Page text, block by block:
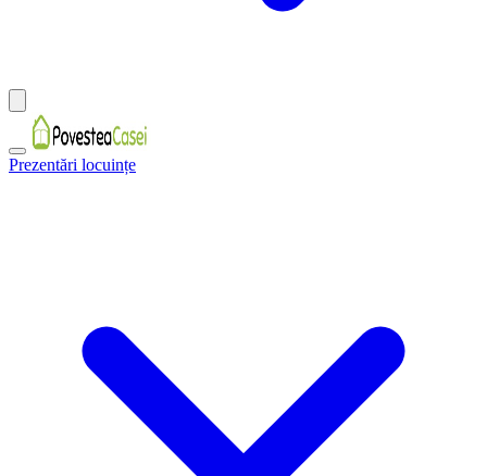
Prezentări locuințe